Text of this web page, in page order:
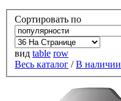
Сортировать по
вид table row
Весь каталог /В наличии